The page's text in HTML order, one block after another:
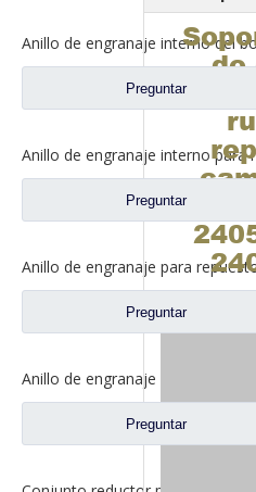
Preguntar
Preguntar
Preguntar
Preguntar
de